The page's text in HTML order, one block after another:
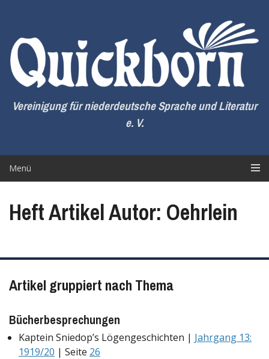
springen
Vereinigung für niederdeutsche Sprache und Literatur
e. V.
Menü
Heft Artikel Autor: Oehrlein
Artikel gruppiert nach Thema
Bücherbesprechungen
Kaptein Sniedop’s Lögengeschichten | Jahrgang 13:
1919/20 | Seite 26